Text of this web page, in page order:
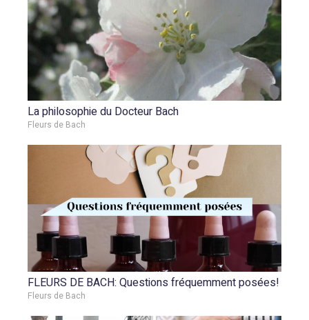
La philosophie du Docteur Bach
Fleurs de Bach
FLEURS DE BACH: Questions fréquemment posées!
Fleurs de Bach